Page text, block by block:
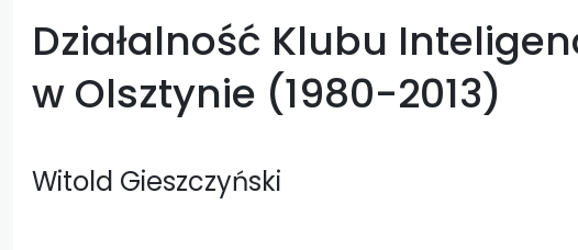
Działalność Klubu
w Olsztynie (1980-2013)
Witold Gieszczyński